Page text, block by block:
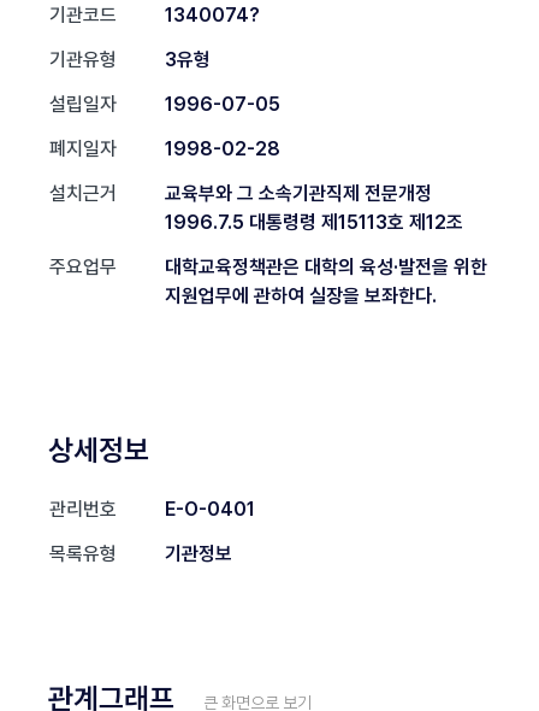
기관코드
1340074?
기관유형
3유형
설립일자
1996-07-05
폐지일자
1998-02-28
설치근거
교육부와 그 소속기관직제 전문개정
1996.7.5 대통령령 제15113호 제12조
주요업무
대학교육정책관은 대학의 육성·발전을 위한
지원업무에 관하여 실장을 보좌한다.
상세정보
관리번호
E-O-0401
목록유형
기관정보
관계그래프 큰 화면으로 보기